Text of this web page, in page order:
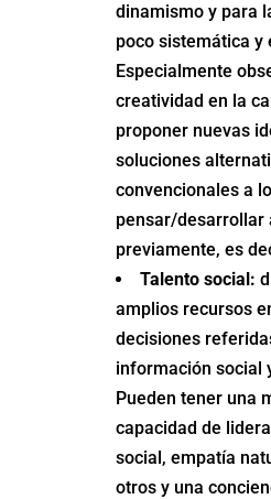
dinamismo y para
poco sistemática y
Especialmente
creatividad en la
proponer nuevas
soluciones
convencionales a
pensar/desarrollar
previamente, es
Talento social:
amplios recursos
decisiones
información social
Pueden tener una
capacidad de
social, empatía
otros y una